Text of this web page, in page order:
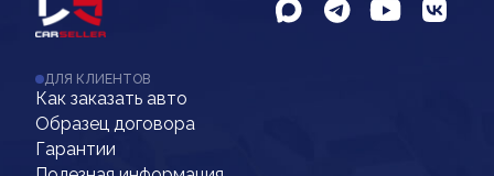
ДЛЯ КЛИЕНТОВ
Как заказать авто
Образец договора
Гарантии